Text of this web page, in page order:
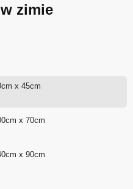
zimie
x 45cm
x 70cm
x 90cm